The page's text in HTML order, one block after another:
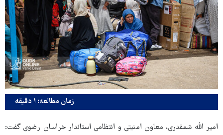
زمان مطالعه: ۱ دقیقه
امیر الله شمقدری، معاون امنیتی و انتظامی استاندار خراسان رضوی گفت: